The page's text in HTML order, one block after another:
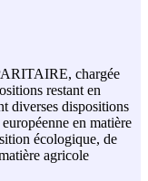
chargée
restant en
diverses dispositions
en matière
écologique, de
agricole